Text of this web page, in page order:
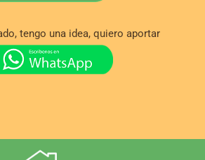
tengo una idea, quiero aportar